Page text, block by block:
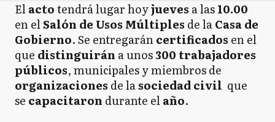
Elactotendrá lugar hoyjueves a las10.00
en elSalón de Usos Múltiples de laCasa de
Gobierno. Se entregaráncertificados en el
que distinguirán a unos300 trabajadores
públicos, municipales y miembros de
organizaciones de lasociedadcivil que
se capacitaron durante elaño.